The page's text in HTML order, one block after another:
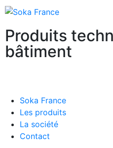
Produits
bâtiment
Soka France
Les produits
La société
Contact